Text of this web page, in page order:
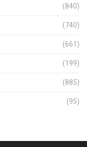
(840)
(740)
(661)
(199)
(885)
(95)